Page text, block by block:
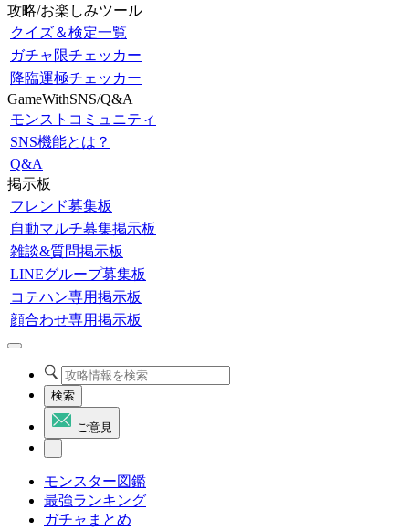
攻略/お楽しみツール
クイズ＆検定一覧
ガチャ限チェッカー
降臨運極チェッカー
GameWithSNS/Q&A
モンストコミュニティ
SNS機能とは？
Q&A
掲示板
フレンド募集板
自動マルチ募集掲示板
雑談&質問掲示板
LINEグループ募集板
コテハン専用掲示板
顔合わせ専用掲示板
検索
ご意見
モンスター図鑑
最強ランキング
ガチャまとめ